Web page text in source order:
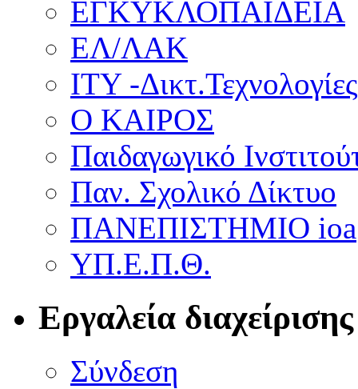
ΕΓΚΥΚΛΟΠΑΙΔΕΙΑ
ΕΛ/ΛΑΚ
ΙΤΥ -Δικτ.Τεχνολογίες
Ο ΚΑΙΡΟΣ
Παιδαγωγικό
Παν. Σχολικό Δίκτυο
ΠΑΝΕΠΙΣΤΗΜΙΟ ioa
ΥΠ.Ε.Π.Θ.
Εργαλεία διαχείρισης
Σύνδεση